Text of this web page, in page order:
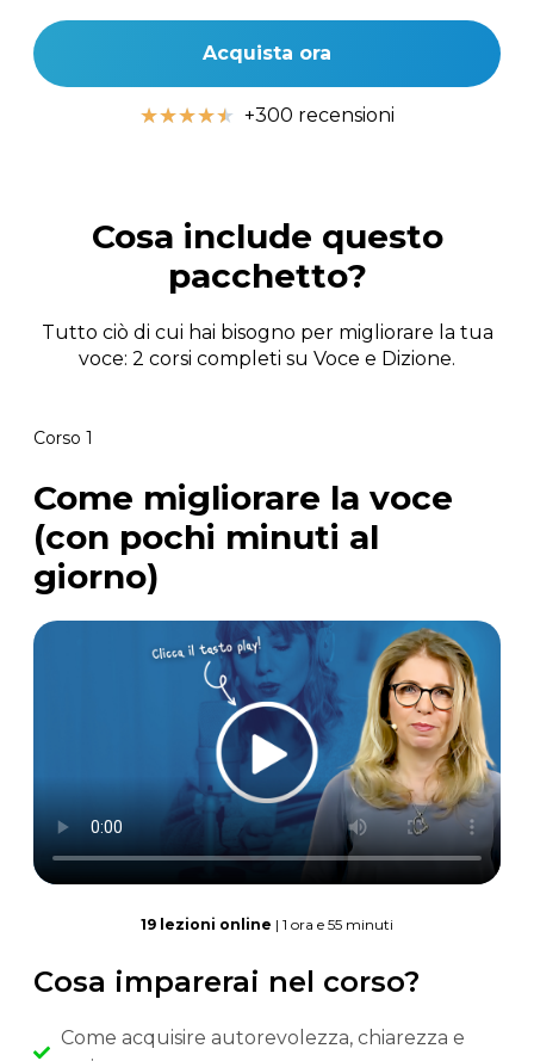
Acquista ora
★★★★★ +300 recensioni
Cosa include questo
pacchetto?
Tutto ciò di cui hai bisogno per migliorare la tua
voce: 2 corsi completi su Voce e Dizione.
Corso 1
Come migliorare la voce
(con pochi minuti al
giorno)
19 lezioni online | 1 ora e 55 minuti
Cosa imparerai nel corso?
Come acquisire autorevolezza, chiarezza e